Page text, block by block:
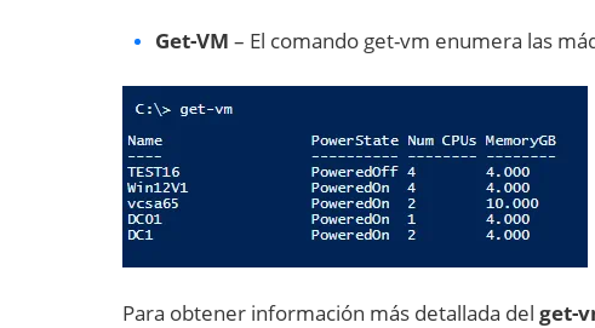
Get-VM – El comando get-vm enumera las
Para obtener información más detallada del get-